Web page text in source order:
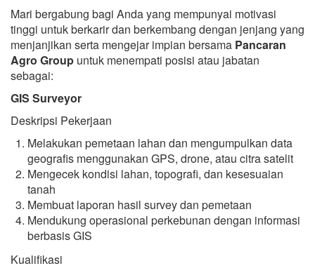
Mari bergabung bagi Anda yang mempunyai motivasi
tinggi untuk berkarir dan berkembang dengan jenjang yang
menjanjikan serta mengejar impian bersama Pancaran
Agro Group untuk menempati posisi atau jabatan
sebagai:
GIS Surveyor
Deskripsi Pekerjaan
Melakukan pemetaan lahan dan mengumpulkan data
geografis menggunakan GPS, drone, atau citra satelit
Mengecek kondisi lahan, topografi, dan kesesuaian
tanah
Membuat laporan hasil survey dan pemetaan
Mendukung operasional perkebunan dengan informasi
berbasis GIS
Kualifikasi